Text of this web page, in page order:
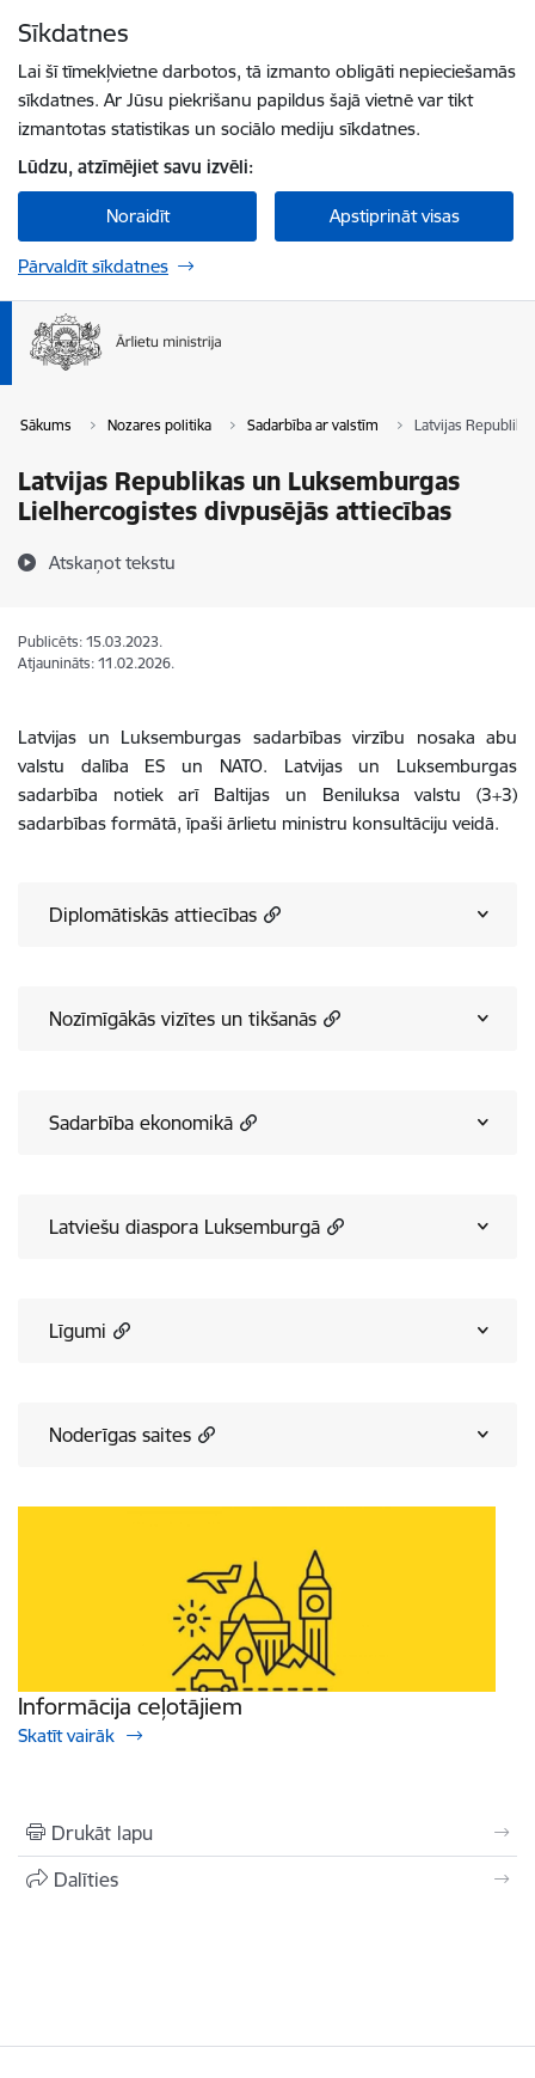
Sīkdatnes
Lai šī tīmekļvietne darbotos, tā izmanto obligāti nepieciešamās
sīkdatnes. Ar Jūsu piekrišanu papildus šajā vietnē var tikt
izmantotas statistikas un sociālo mediju sīkdatnes.
Lūdzu, atzīmējiet savu izvēli:
Noraidīt Apstiprināt visas
Pārvaldīt sīkdatnes
Sākums Nozares politika Sadarbība ar valstīm Latvijas
Latvijas Republikas un Luksemburgas
Lielhercogistes divpusējās attiecības
Atskaņot tekstu
Publicēts: 15.03.2023.
Atjaunināts: 11.02.2026.
Latvijas un Luksemburgas sadarbības virzību nosaka abu
valstu dalība ES un NATO. Latvijas un Luksemburgas
sadarbība notiek arī Baltijas un Beniluksa valstu (3+3)
sadarbības formātā, īpaši ārlietu ministru konsultāciju veidā.
Diplomātiskās attiecības
Nozīmīgākās vizītes un tikšanās
Sadarbība ekonomikā
Latviešu diaspora Luksemburgā
Līgumi
Noderīgas saites
Informācija ceļotājiem
Skatīt vairāk
Drukāt lapu
Dalīties